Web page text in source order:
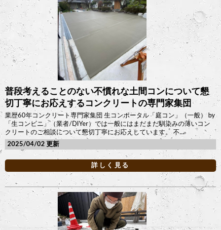
普段考えることのない不慣れな土間コンについて懇
切丁寧にお応えするコンクリートの専門家集団
業歴60年コンクリート専門家集団 生コンポータル「庭コン」（一般） by
「生コンビニ」（業者/DIYer）では一般にはまだまだ馴染みの薄いコン
クリートのご相談について懇切丁寧にお応えしています。 不...
2025/04/02
詳しく見る